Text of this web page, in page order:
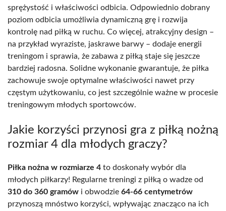
sprężystość i właściwości odbicia. Odpowiednio dobrany
poziom odbicia umożliwia dynamiczną grę i rozwija
kontrolę nad piłką w ruchu. Co więcej, atrakcyjny design –
na przykład wyraziste, jaskrawe barwy – dodaje energii
treningom i sprawia, że zabawa z piłką staje się jeszcze
bardziej radosna. Solidne wykonanie gwarantuje, że piłka
zachowuje swoje optymalne właściwości nawet przy
częstym użytkowaniu, co jest szczególnie ważne w procesie
treningowym młodych sportowców.
Jakie korzyści przynosi gra z piłką nożną
rozmiar 4 dla młodych graczy?
Piłka nożna w rozmiarze 4 to doskonały wybór dla
młodych piłkarzy! Regularne treningi z piłką o wadze od
310 do 360 gramów i obwodzie 64-66 centymetrów
przynoszą mnóstwo korzyści, wpływając znacząco na ich